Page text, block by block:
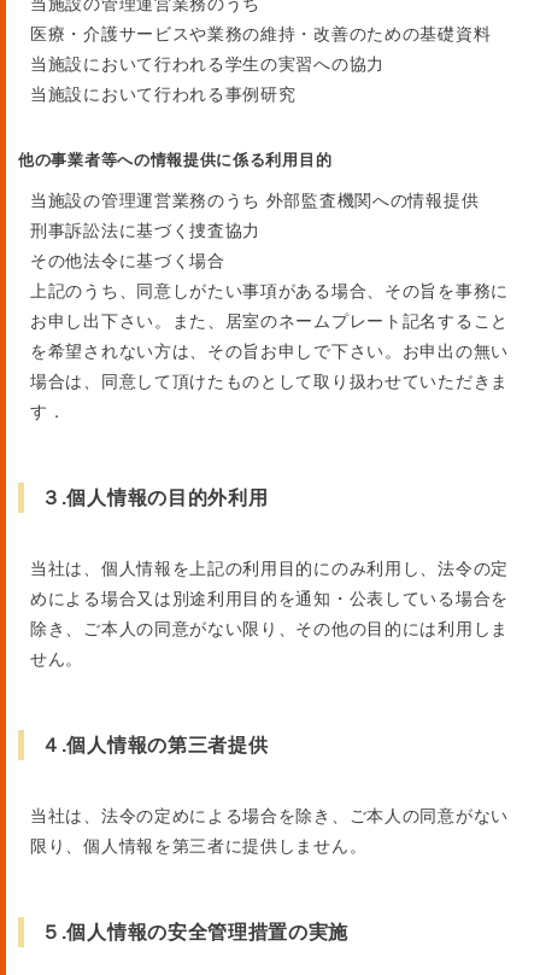
医療・介護サービスや業務の維持・改善のための基礎資料
当施設において行われる学生の実習への協力
当施設において行われる事例研究
他の事業者等への情報提供に係る利用目的
当施設の管理運営業務のうち 外部監査機関への情報提供
刑事訴訟法に基づく捜査協力
その他法令に基づく場合
上記のうち、同意しがたい事項がある場合、その旨を事務に
お申し出下さい。また、居室のネームプレート記名すること
を希望されない方は、その旨お申しで下さい。お申出の無い
場合は、同意して頂けたものとして取り扱わせていただきま
す．
３.個人情報の目的外利用
当社は、個人情報を上記の利用目的にのみ利用し、法令の定
めによる場合又は別途利用目的を通知・公表している場合を
除き、ご本人の同意がない限り、その他の目的には利用しま
せん。
４.個人情報の第三者提供
当社は、法令の定めによる場合を除き、ご本人の同意がない
限り、個人情報を第三者に提供しません。
５.個人情報の安全管理措置の実施